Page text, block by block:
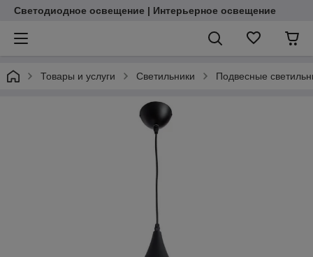
Светодиодное освещение | Интерьерное освещение
Товары и услуги Светильники Подвесные